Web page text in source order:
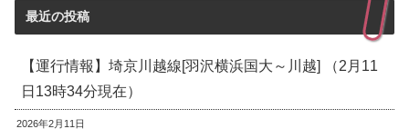
最近の投稿
【運行情報】埼京川越線[羽沢横浜国大～川越] （2月11
日13時34分現在）
2026年2月11日